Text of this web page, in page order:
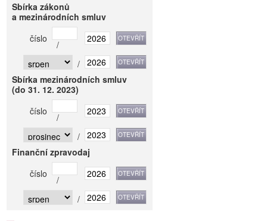
Sbírka zákonů
a mezinárodních smluv
číslo
/
/
Sbírka mezinárodních smluv
(do 31. 12. 2023)
číslo
/
/
Finanční zpravodaj
číslo
/
/